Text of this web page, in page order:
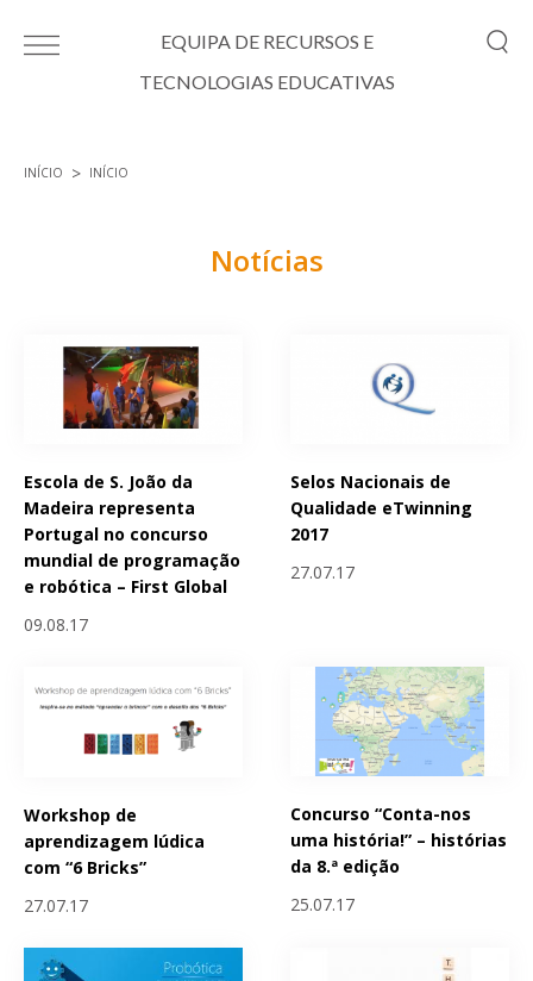
EQUIPA DE RECURSOS E
TECNOLOGIAS EDUCATIVAS
INÍCIO INÍCIO
Notícias
Escola de S. João da
Madeira representa
Portugal no concurso
mundial de programação
e robótica – First Global
09.08.17
Selos Nacionais de
Qualidade eTwinning
2017
27.07.17
Workshop de
aprendizagem lúdica
com “6 Bricks”
27.07.17
Concurso “Conta-nos
uma história!” – histórias
da 8.ª edição
25.07.17
Páginas